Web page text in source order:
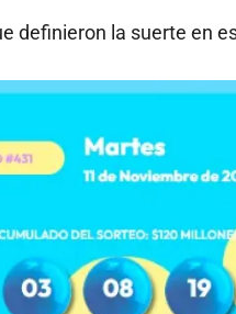
definieron la suerte en